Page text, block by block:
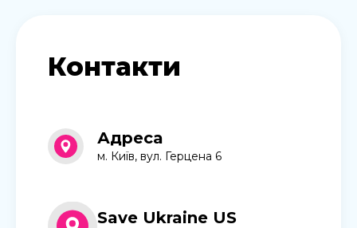
Контакти
Адреса
м. Київ, вул. Герцена 6
Save Ukraine US